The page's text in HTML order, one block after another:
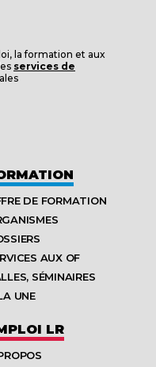
la formation et aux
services de
DE FORMATION
AUX OF
SÉMINAIRES
UNE
LR